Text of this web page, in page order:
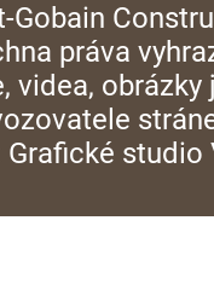
Gobain
práva
videa, obrázky
Grafické studio